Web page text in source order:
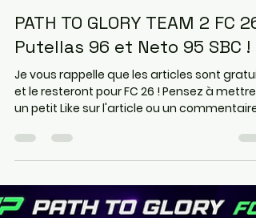
PATH TO GLORY TEAM 2 FC 26